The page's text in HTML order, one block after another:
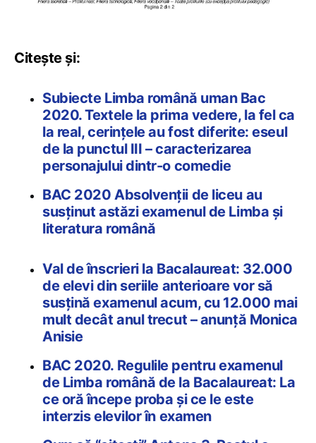
Citește și:
Subiecte Limba română uman Bac
2020. Textele la prima vedere, la fel ca
la real, cerințele au fost diferite: eseul
de la punctul III – caracterizarea
personajului dintr-o comedie
BAC 2020 Absolvenții de liceu au
susținut astăzi examenul de Limba și
literatura română
Val de înscrieri la Bacalaureat: 32.000
de elevi din seriile anterioare vor să
susțină examenul acum, cu 12.000 mai
mult decât anul trecut – anunță Monica
Anisie
BAC 2020. Regulile pentru examenul
de Limba română de la Bacalaureat: La
ce oră începe proba și ce le este
interzis elevilor în examen